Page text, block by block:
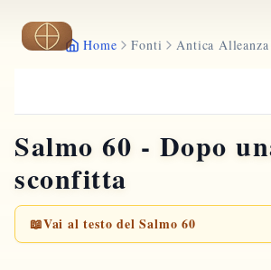
Vai al contenuto principale
Home Fonti Antica Alleanza
Salmo 60 - Dopo
sconfitta
📖Vai al testo del Salmo 60